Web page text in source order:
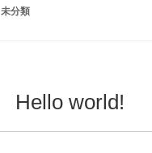
未分類
Hello world!